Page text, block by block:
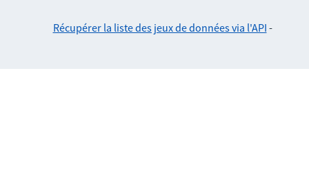
Récupérer la liste des jeux de données via l'API -